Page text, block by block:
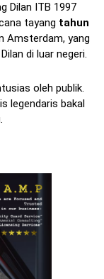
Dilan ITB 1997
tayang tahun
Amsterdam, yang
di luar negeri.
oleh publik.
legendaris bakal